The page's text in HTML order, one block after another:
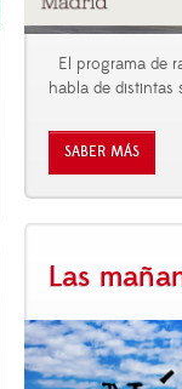
El programa de
habla de distintas
SABER MÁS
Las